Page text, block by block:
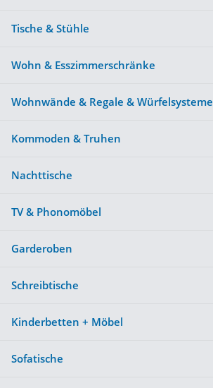
Tische & Stühle
Wohn & Esszimmerschränke
Wohnwände & Regale & Würfelsysteme
Kommoden & Truhen
Nachttische
TV & Phonomöbel
Garderoben
Schreibtische
Kinderbetten + Möbel
Sofatische